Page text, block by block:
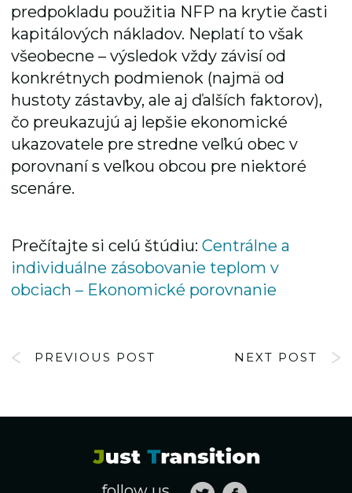
predpokladu použitia NFP na krytie časti
kapitálových nákladov. Neplatí to však
všeobecne – výsledok vždy závisí od
konkrétnych podmienok (najmä od
hustoty zástavby, ale aj ďalších faktorov),
čo preukazujú aj lepšie ekonomické
ukazovatele pre stredne veľkú obec v
porovnaní s veľkou obcou pre niektoré
scenáre.
Prečítajte si celú štúdiu:Centrálne a
individuálne zásobovanie teplom v
obciach – Ekonomické porovnanie
PREVIOUS POST NEXT POST